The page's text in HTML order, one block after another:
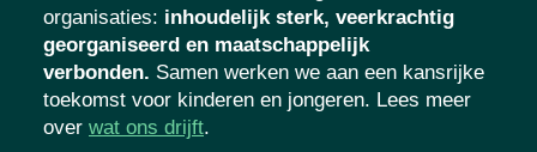
organisaties: inhoudelijk sterk, veerkrachtig
georganiseerd en maatschappelijk
verbonden. Samen werken we aan een kansrijke
toekomst voor kinderen en jongeren. Lees meer
over wat ons drijft.